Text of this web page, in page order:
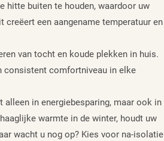
hitte buiten te houden, waardoor uw
een aangename temperatuur en
van tocht en koude plekken in huis.
consistent comfortniveau in elke
in energiebesparing, maar ook in
warmte in de winter, houdt uw
wacht u nog op? Kies voor na-isolatie